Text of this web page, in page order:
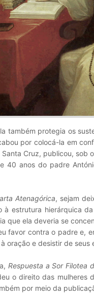
também protegia os
por colocá-la em
Cruz, publicou, sob
40 anos do padre
Atenagórica, sejam
estrutura hierárquica
que ela deveria se
favor contra o padre e,
oração e desistir de seus
Respuesta a Sor Filotea
o direito das mulheres
por meio da